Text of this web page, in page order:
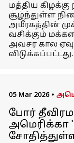
மத்திய
சூழ்ந்துள்ள
அமீரகத்தின்
வசிக்கும்
அவசர கால
விடுக்கப்பட்டது.
05 Mar 2026 •
போர்